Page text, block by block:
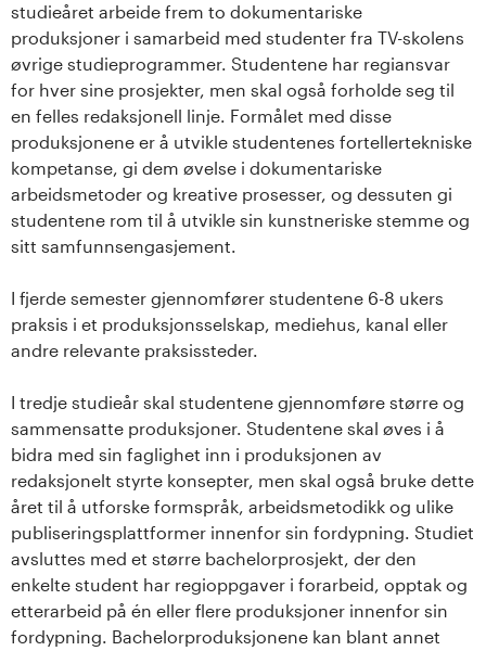
studieåret arbeide frem to dokumentariske
produksjoner i samarbeid med studenter fra TV-skolens
øvrige studieprogrammer. Studentene har regiansvar
for hver sine prosjekter, men skal også forholde seg til
en felles redaksjonell linje. Formålet med disse
produksjonene er å utvikle studentenes fortellertekniske
kompetanse, gi dem øvelse i dokumentariske
arbeidsmetoder og kreative prosesser, og dessuten gi
studentene rom til å utvikle sin kunstneriske stemme og
sitt samfunnsengasjement.
I fjerde semester gjennomfører studentene 6-8 ukers
praksis i et produksjonsselskap, mediehus, kanal eller
andre relevante praksissteder.
I tredje studieår skal studentene gjennomføre større og
sammensatte produksjoner. Studentene skal øves i å
bidra med sin faglighet inn i produksjonen av
redaksjonelt styrte konsepter, men skal også bruke dette
året til å utforske formspråk, arbeidsmetodikk og ulike
publiseringsplattformer innenfor sin fordypning. Studiet
avsluttes med et større bachelorprosjekt, der den
enkelte student har regioppgaver i forarbeid, opptak og
etterarbeid på én eller flere produksjoner innenfor sin
fordypning. Bachelorproduksjonene kan blant annet